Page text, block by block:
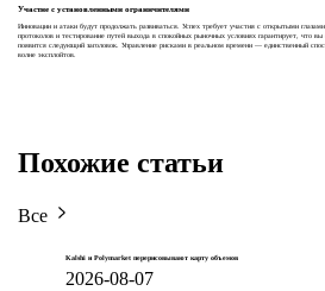
Участие с установленными ограничителями
Инновации и атаки будут продолжать развиваться. Успех требует участия с открытыми
протоколов и тестирование путей выхода в спокойных рыночных условиях гарантирует, что
появится следующий заголовок. Управление рисками в реальном времени — единственный
волне эксплойтов.
Похожие статьи
Все
Kalshi и Polymarket перерисовывают карту объемов
2026-08-07